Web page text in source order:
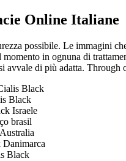
Online Italiane
possibile. Le immagini
in ognuna di
avvale di più adatta. Through
Black
Black
Israele
brasil
Black